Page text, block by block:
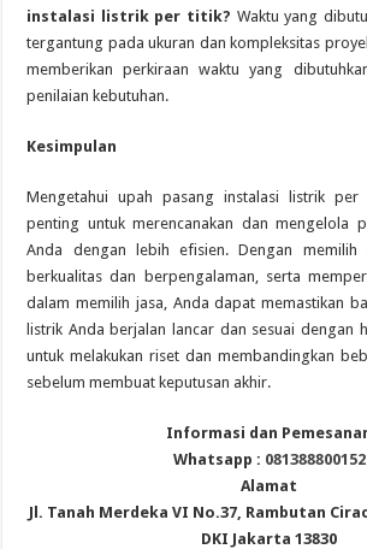
instalasi listrik per titik? Waktu yang
tergantung pada ukuran dan kompleksitas
memberikan perkiraan waktu yang
penilaian kebutuhan.
Kesimpulan
Mengetahui upah pasang instalasi listrik per
penting untuk merencanakan dan mengelola
Anda dengan lebih efisien. Dengan memilih
berkualitas dan berpengalaman, serta
dalam memilih jasa, Anda dapat memastikan
listrik Anda berjalan lancar dan sesuai dengan
untuk melakukan riset dan membandingkan
sebelum membuat keputusan akhir.
Informasi dan
Whatsapp : 081388800152
Alamat
Jl. Tanah Merdeka VI No.37, Rambutan
DKI Jakarta 13830